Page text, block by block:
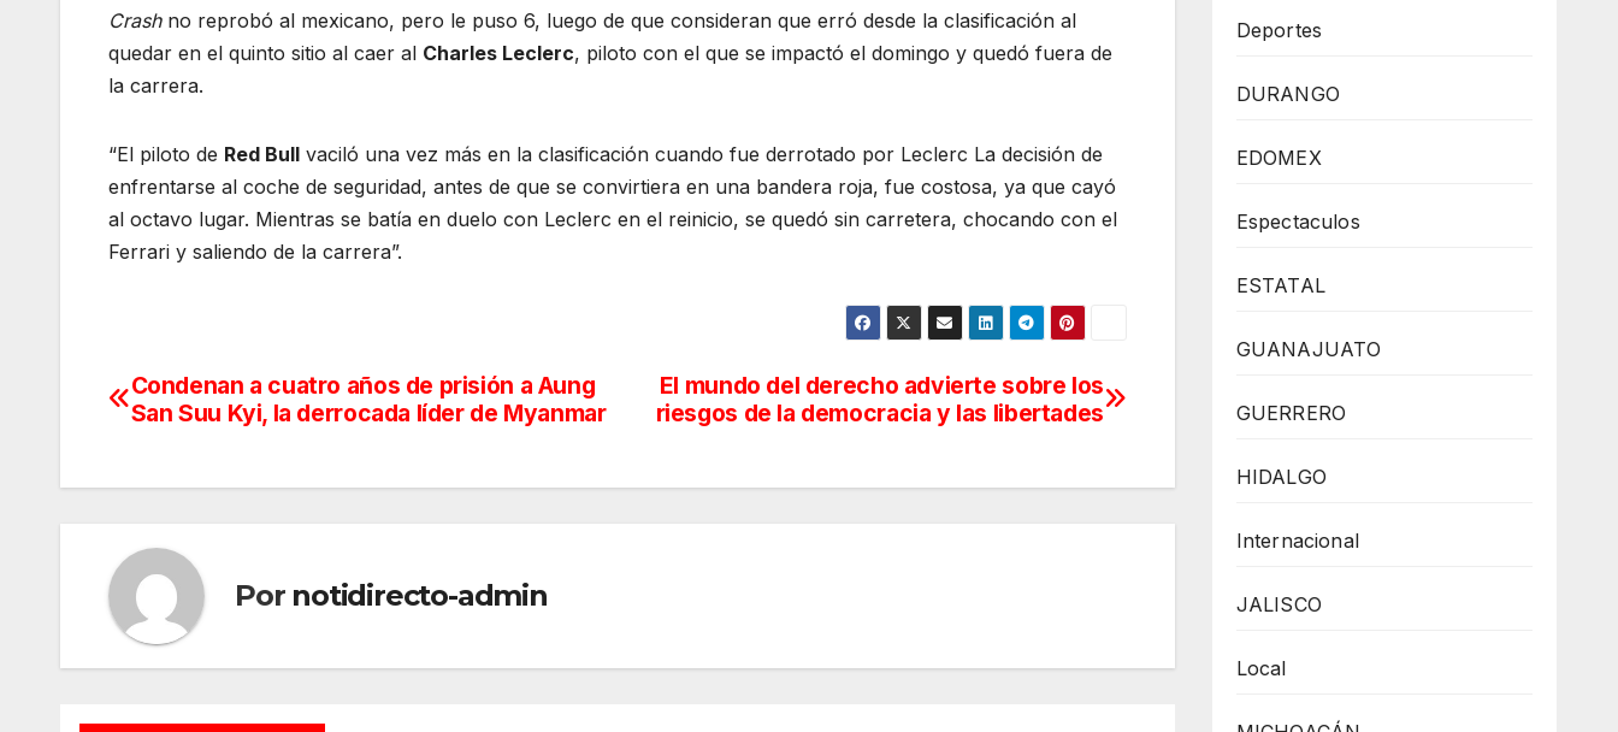
Crash no reprobó al mexicano, pero le puso 6, luego de que consideran que erró desde la clasificación al
quedar en el quinto sitio al caer al Charles Leclerc, piloto con el que se impactó el domingo y quedó fuera de
la carrera.
“El piloto de Red Bull vaciló una vez más en la clasificación cuando fue derrotado por Leclerc La decisión de
enfrentarse al coche de seguridad, antes de que se convirtiera en una bandera roja, fue costosa, ya que cayó
al octavo lugar. Mientras se batía en duelo con Leclerc en el reinicio, se quedó sin carretera, chocando con el
Ferrari y saliendo de la carrera”.
Navegación
entradas
El mundo del derecho advierte sobre los
riesgos de la democracia y las libertades
Condenan a cuatro años de prisión a Aung
San Suu Kyi, la derrocada líder de Myanmar
Por notidirecto-admin
Deportes
DURANGO
EDOMEX
Espectaculos
ESTATAL
GUANAJUATO
GUERRERO
HIDALGO
Internacional
JALISCO
Local